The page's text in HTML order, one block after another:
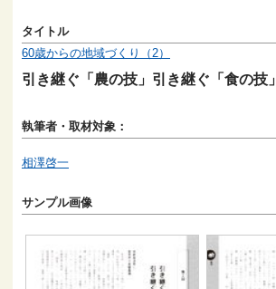
タイトル
60歳からの地域づくり（2）
引き継ぐ「農の技」引き継ぐ「食の技」
執筆者・取材対象：
相澤啓一
サンプル画像